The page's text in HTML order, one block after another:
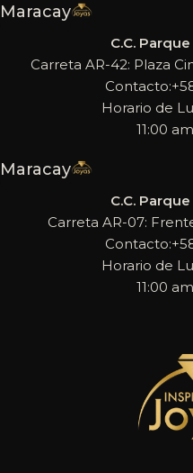
Maracay
C.C.
Carreta AR-42: Plaza
Horario de
11:00
Maracay
C.C.
Carreta AR-07:
Horario de
11:00